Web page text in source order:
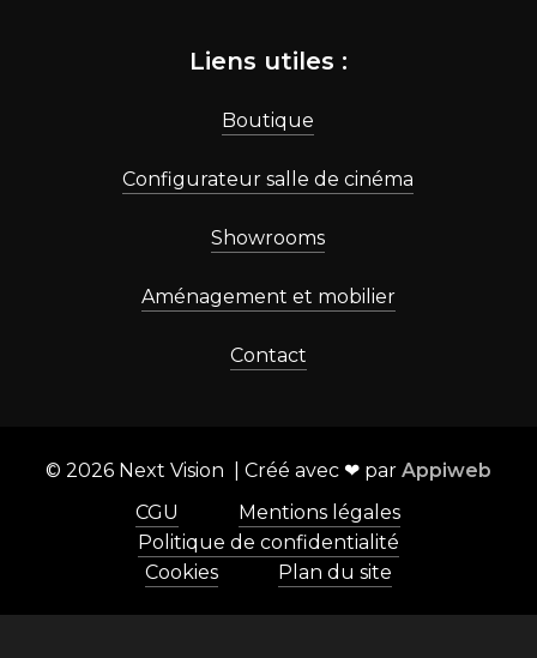
Liens utiles :
Boutique
Configurateur salle de cinéma
Showrooms
Aménagement et mobilier
Contact
© 2026Next Vision | Créé avec ❤ par Appiweb
CGU
Mentions légales
Politique de confidentialité
Cookies
Plan du site